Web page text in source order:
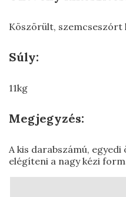
Köszörült, szemcseszórt
Súly:
11kg
Megjegyzés:
A kis darabszámú,
elégíteni a nagy kézi